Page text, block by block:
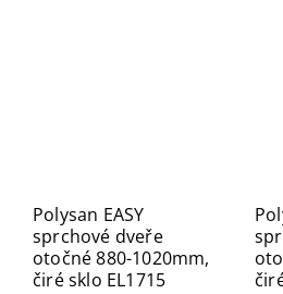
Polysan EASY
sprchové dveře
otočné 880-1020mm,
čiré sklo EL1715